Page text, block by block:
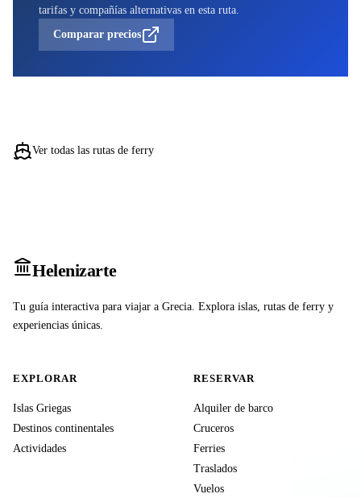
tarifas y compañías alternativas en esta ruta.
Comparar precios
Ver todas las rutas de ferry
Helenizarte
Tu guía interactiva para viajar a Grecia. Explora islas, rutas de ferry y
experiencias únicas.
EXPLORAR
Islas Griegas
Destinos continentales
Actividades
RESERVAR
Alquiler de barco
Cruceros
Ferries
Traslados
Vuelos